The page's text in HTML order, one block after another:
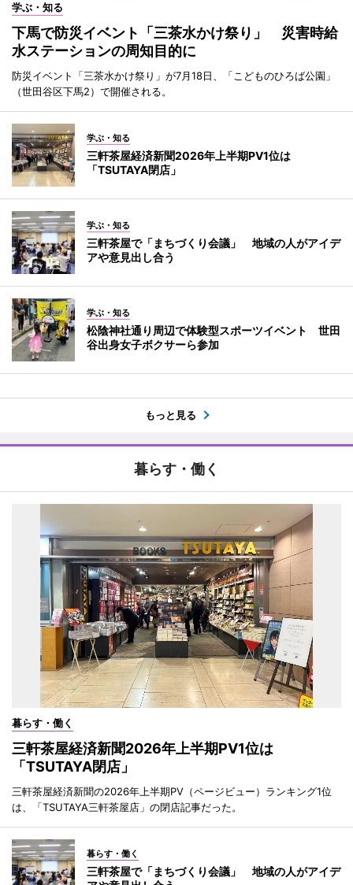
学ぶ・知る
下馬で防災イベント「三茶水かけ祭り」 災害時給
水ステーションの周知目的に
防災イベント「三茶水かけ祭り」が7月18日、「こどものひろば公園」
（世田谷区下馬2）で開催される。
学ぶ・知る
三軒茶屋経済新聞2026年上半期PV1位は
「TSUTAYA閉店」
学ぶ・知る
三軒茶屋で「まちづくり会議」 地域の人がアイデ
アや意見出し合う
学ぶ・知る
松陰神社通り周辺で体験型スポーツイベント 世田
谷出身女子ボクサーら参加
もっと見る
暮らす・働く
暮らす・働く
三軒茶屋経済新聞2026年上半期PV1位は
「TSUTAYA閉店」
三軒茶屋経済新聞の2026年上半期PV（ページビュー）ランキング1位
は、「TSUTAYA三軒茶屋店」の閉店記事だった。
暮らす・働く
三軒茶屋で「まちづくり会議」 地域の人がアイデ